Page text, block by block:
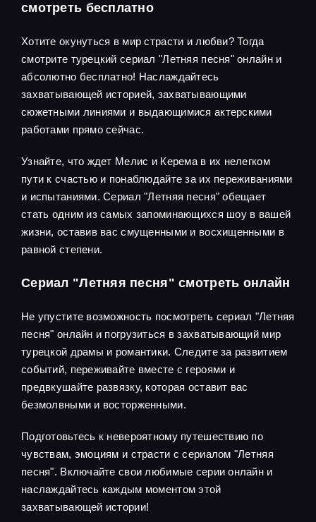
смотреть бесплатно
Хотите окунуться в мир страсти и любви? Тогда
смотрите турецкий сериал "Летняя песня" онлайн и
абсолютно бесплатно! Наслаждайтесь
захватывающей историей, захватывающими
сюжетными линиями и выдающимися актерскими
работами прямо сейчас.
Узнайте, что ждет Мелис и Керема в их нелегком
пути к счастью и понаблюдайте за их переживаниями
и испытаниями. Сериал "Летняя песня" обещает
стать одним из самых запоминающихся шоу в вашей
жизни, оставив вас смущенными и восхищенными в
равной степени.
Сериал "Летняя песня" смотреть онлайн
Не упустите возможность посмотреть сериал "Летняя
песня" онлайн и погрузиться в захватывающий мир
турецкой драмы и романтики. Следите за развитием
событий, переживайте вместе с героями и
предвкушайте развязку, которая оставит вас
безмолвными и восторженными.
Подготовьтесь к невероятному путешествию по
чувствам, эмоциям и страсти с сериалом "Летняя
песня". Включайте свои любимые серии онлайн и
наслаждайтесь каждым моментом этой
захватывающей истории!